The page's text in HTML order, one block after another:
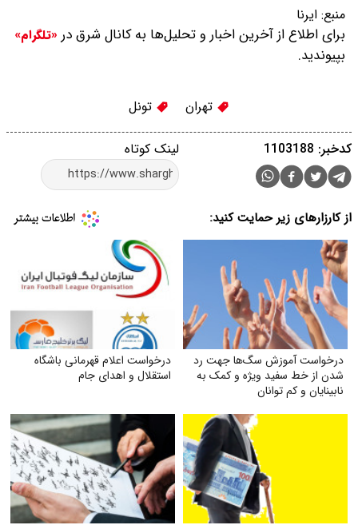
منبع: ایرنا
برای اطلاع از آخرین اخبار و تحلیل‌ها به کانال شرق در «تلگرام»
بپیوندید.
تهران تونل‌
لینک کوتاه کدخبر: 1103188
از کارزارهای زیر حمایت کنید:
درخواست آموزش سگ‌ها جهت رد
شدن از خط سفید ویژه و کمک به
نابینایان و کم توانان
درخواست اعلام قهرمانی باشگاه
استقلال و اهدای جام